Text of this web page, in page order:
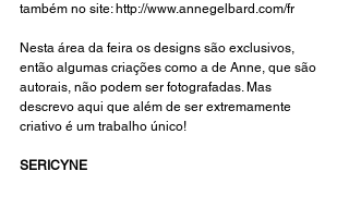
também no site: http://www.annegelbard.com/fr
Nesta área da feira os designs são exclusivos,
então algumas criações como a de Anne, que são
autorais, não podem ser fotografadas. Mas
descrevo aqui que além de ser extremamente
criativo é um trabalho único!
SERICYNE